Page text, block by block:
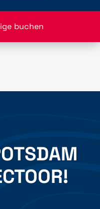
buchen